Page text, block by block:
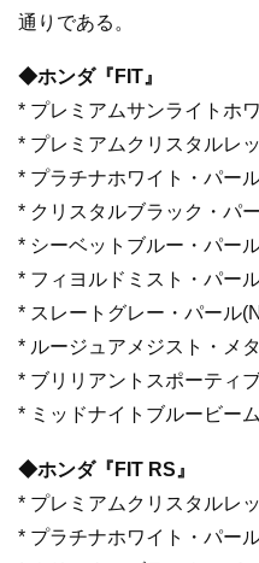
通りである。
◆ホンダ『FIT』
* プレミアムサンライトホ
* プレミアムクリスタルレ
* プラチナホワイト・パー
* クリスタルブラック・パ
* シーベットブルー・パー
* フィヨルドミスト・パー
* スレートグレー・パール
* ルージュアメジスト・メ
* ブリリアントスポーティ
* ミッドナイトブルービー
◆ホンダ『FIT RS』
* プレミアムクリスタルレ
* プラチナホワイト・パー